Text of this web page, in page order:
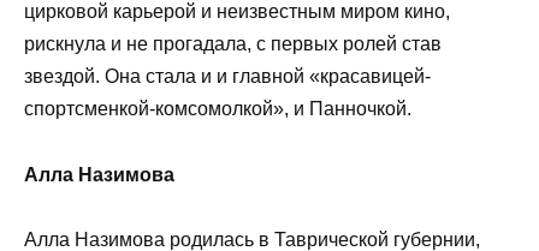
цирковой карьерой и неизвестным миром кино,
рискнула и не прогадала, с первых ролей став
звездой. Она стала и и главной «красавицей-
спортсменкой-комсомолкой», и Панночкой.
Алла Назимова
Алла Назимова родилась в Таврической губернии,